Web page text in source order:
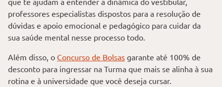
professores especialistas dispostos para a resolução de
dúvidas e apoio emocional e pedagógico para cuidar da
sua saúde mental nesse processo todo.
Além disso, o Concurso de Bolsas garante até 100% de
desconto para ingressar na Turma que mais se alinha à sua
rotina e à universidade que você deseja cursar.